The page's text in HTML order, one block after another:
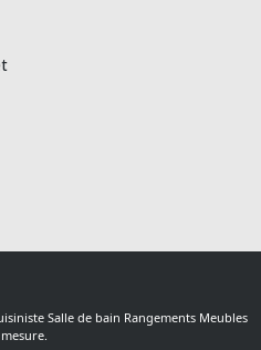
Salle de bain Rangements Meubles